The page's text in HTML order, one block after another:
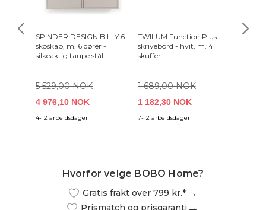
SPINDER DESIGN BILLY 6
skoskap, m. 6 dører -
silkeaktig taupe stål
5 529,00 NOK
4 976,10 NOK
4-12 arbeidsdager
TWILUM Function Plus
skrivebord - hvit, m. 4
skuffer
1 689,00 NOK
1 182,30 NOK
7-12 arbeidsdager
Hvorfor velge BOBO Home?
Gratis frakt over 799 kr.*
Prismatch og prisgaranti